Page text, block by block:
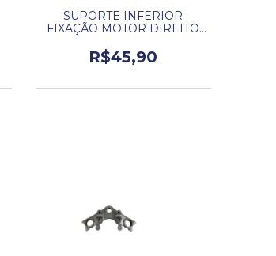
SUPORTE INFERIOR
FIXAÇÃO MOTOR DIREITO
R$45,90